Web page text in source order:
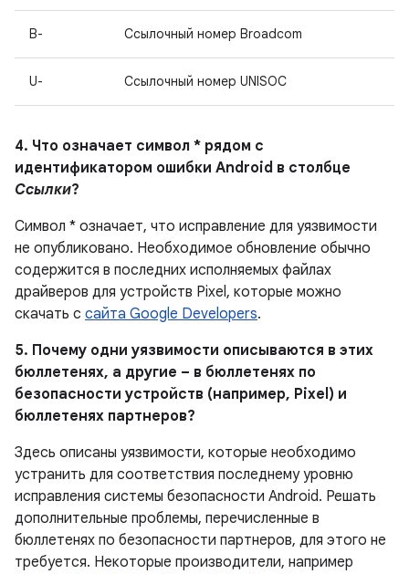
B- Ссылочный номер Broadcom
U- Ссылочный номер UNISOC
4. Что означает символ * рядом с
идентификатором ошибки Android в столбце
Ссылки?
Символ * означает, что исправление для уязвимости
не опубликовано. Необходимое обновление обычно
содержится в последних исполняемых файлах
драйверов для устройств Pixel, которые можно
скачать с сайта Google Developers.
5. Почему одни уязвимости описываются в этих
бюллетенях, а другие – в бюллетенях по
безопасности устройств (например, Pixel) и
бюллетенях партнеров?
Здесь описаны уязвимости, которые необходимо
устранить для соответствия последнему уровню
исправления системы безопасности Android. Решать
дополнительные проблемы, перечисленные в
бюллетенях по безопасности партнеров, для этого не
требуется. Некоторые производители, например